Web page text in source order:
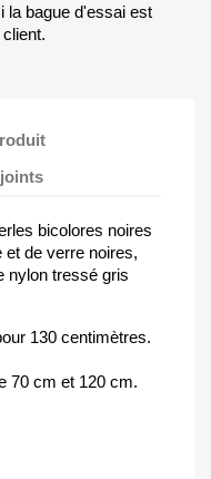
la bague d'essai est
bicolores noires
de verre noires,
nylon tressé gris
130 centimètres.
70 cm et 120 cm.